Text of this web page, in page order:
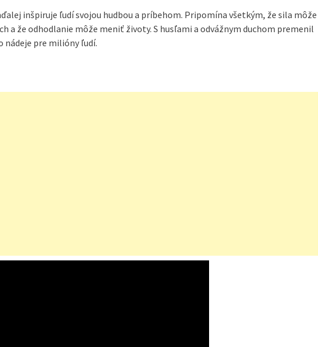
inšpiruje ľudí svojou hudbou a príbehom. Pripomína všetkým, že sila môže
a že odhodlanie môže meniť životy. S husľami a odvážnym duchom premenil
nádeje pre milióny ľudí.